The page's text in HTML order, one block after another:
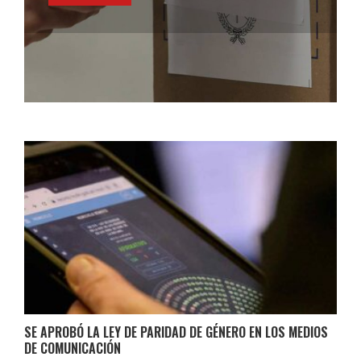
SE APROBÓ LA LEY DE PARIDAD DE GÉNERO EN LOS MEDIOS
DE COMUNICACIÓN